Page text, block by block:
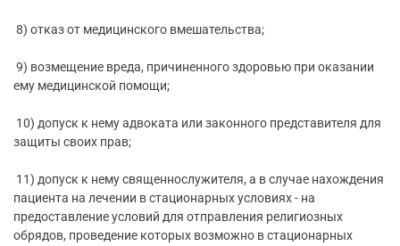
8) отказ от медицинского вмешательства;
9) возмещение вреда, причиненного здоровью при оказании
ему медицинской помощи;
10) допуск к нему адвоката или законного представителя для
защиты своих прав;
11) допуск к нему священнослужителя, а в случае нахождения
пациента на лечении в стационарных условиях - на
предоставление условий для отправления религиозных
обрядов, проведение которых возможно в стационарных